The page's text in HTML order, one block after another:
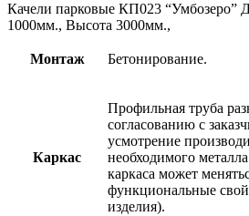
Качели парковые КП023
1000мм., Высота 3000мм.,
Монтаж Бетонирование.
Каркас
Профильная труба
согласованию с
усмотрение
необходимого
каркаса может
функциональные
изделия).